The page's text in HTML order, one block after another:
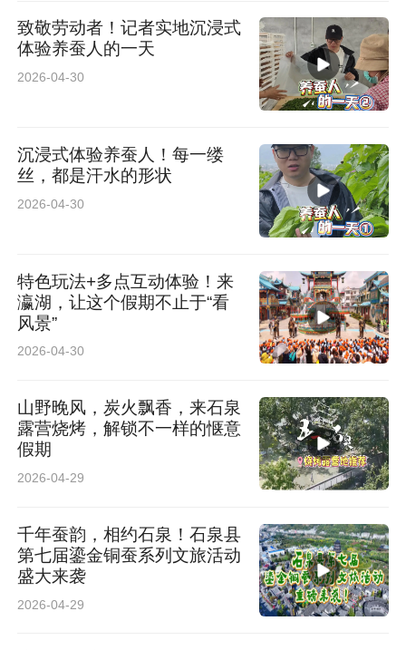
致敬劳动者！记者实地沉浸式
体验养蚕人的一天
2026-04-30
沉浸式体验养蚕人！每一缕
丝，都是汗水的形状
2026-04-30
特色玩法+多点互动体验！来
瀛湖，让这个假期不止于“看
风景”
2026-04-30
山野晚风，炭火飘香，来石泉
露营烧烤，解锁不一样的惬意
假期
2026-04-29
千年蚕韵，相约石泉！石泉县
第七届鎏金铜蚕系列文旅活动
盛大来袭
2026-04-29